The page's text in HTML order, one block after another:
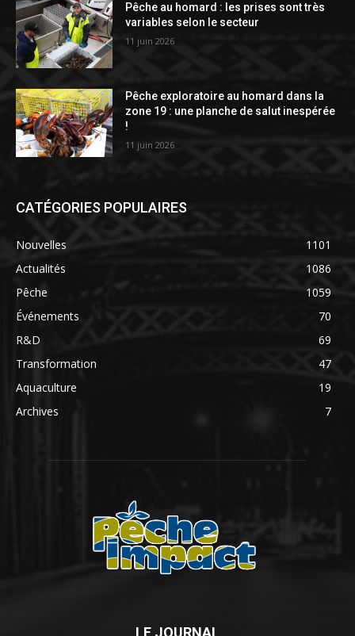
Pêche au homard : les prises sont très
variables selon le secteur
11 juin 2026
Pêche exploratoire au homard dans la
zone 19 : une planche de salut inespérée
!
11 juin 2026
CATÉGORIES POPULAIRES
Nouvelles
1101
Actualités
1086
Pêche
1059
Événements
70
R&D
69
Transformation
47
Aquaculture
19
Archives
7
LE JOURNAL